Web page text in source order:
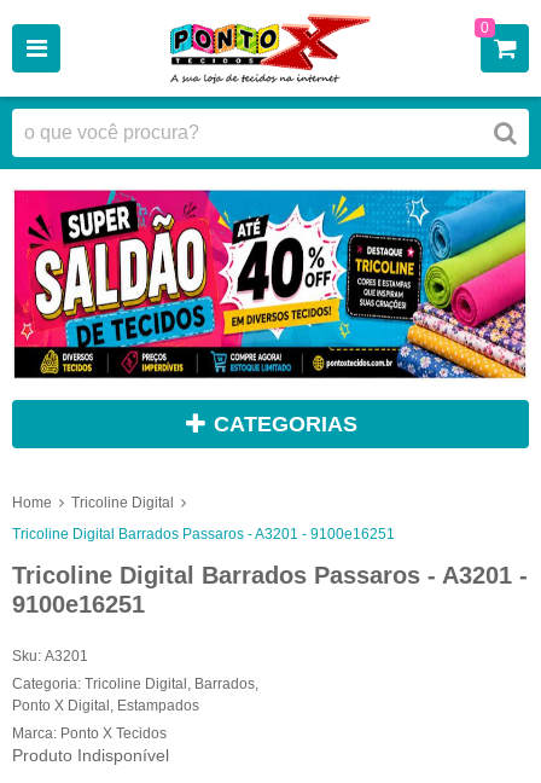
0
CATEGORIAS
Home
Tricoline Digital
Tricoline Digital Barrados Passaros - A3201 - 9100e16251
Tricoline Digital Barrados Passaros - A3201 -
9100e16251
Sku: A3201
Categoria: Tricoline Digital , Barrados,
Ponto X Digital , Estampados
Marca: Ponto X Tecidos
Produto Indisponível